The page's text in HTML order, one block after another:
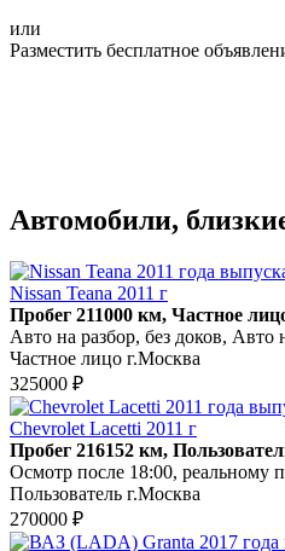
или
Разместить бесплатное
Автомобили,
Nissan Teana 2011 г
Пробег 211000 км, Частное
Авто на разбор, без доков, Авто
Частное лицо г.Москва
325000 ₽
Chevrolet Lacetti 2011 г
Пробег 216152 км,
Осмотр после 18:00, реальному
Пользователь г.Москва
270000 ₽